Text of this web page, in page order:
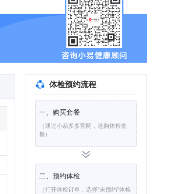
体检预约流程
一、购买套餐
（通过小易多多官网，选购体检套
餐）
二、预约体检
（打开体检订单，选择“未预约”体检